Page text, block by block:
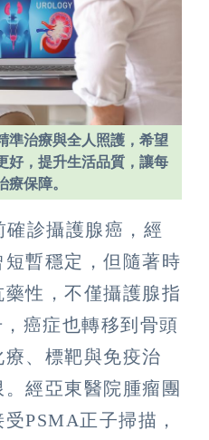
準治療與全人照護，希望
好，提升生活品質，讓每
保障。
確診攝護腺癌，經
暫穩定，但隨著時
性，不僅攝護腺指
癌症也轉移到骨頭
、標靶與免疫治
經亞東醫院腫瘤團
PSMA正子掃描，